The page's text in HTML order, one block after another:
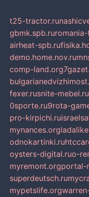
t25-tractor.ru
gbmk.spb.ru
airheat-spb.ru
demo.home.nov.ru
comp-land.org
fexer.rusnite-mebel.ru
0sporte.ru9rota-
pro-kirpichi.ru
mynances.org
odnokartinki.ru
oysters-digital.ruo-
myremont.orgportal-
superdeutsch.ru
mypetslife.org